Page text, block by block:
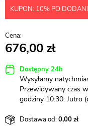
KUPON: 10% PO
676,00
Dostępny 24h
Wysyłamy
Przewidywany czas
godziny 10:30: Jutro
Dostawa od:0,00